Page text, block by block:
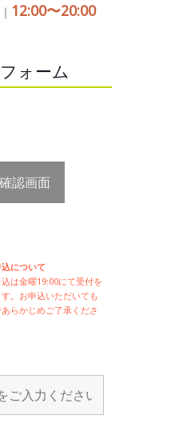
12:00〜20:00
ォーム
確認画面
について
は金曜19:00にて受付を
。お申込いただいても
らかじめご了承くださ